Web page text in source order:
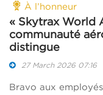
À l’honneur
« Skytrax World
communauté
distingue
27 March 2026 07:16
Bravo aux